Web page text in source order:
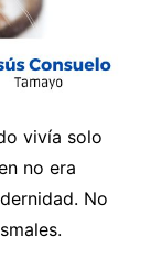
vivía solo
no era
No